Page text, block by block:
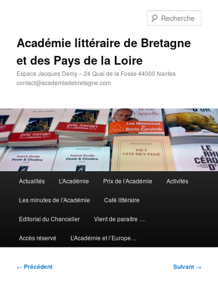
Académie littéraire de Bretagne
et des Pays de la Loire
Espace Jacques Demy – 24 Quai de la Fosse 44000 Nantes
contact@academiedebretagne.com
principal
Actualités L’Académie Prix de l’Académie Activités
Les minutes de l’Académie Café littéraire
Editorial du Chancelier Vient de paraître …
Accès réservé L’Académie et l’Europe…
Navigation
← Précédent Suivant →